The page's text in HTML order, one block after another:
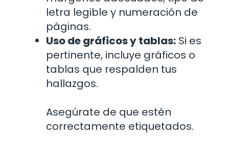
letra legible y numeración de
páginas.
Uso de gráficos y tablas: Si es
pertinente, incluye gráficos o
tablas que respalden tus
hallazgos.
Asegúrate de que estén
correctamente etiquetados.